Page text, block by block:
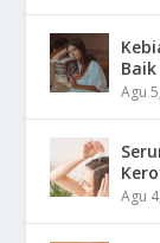
Agu
Agu